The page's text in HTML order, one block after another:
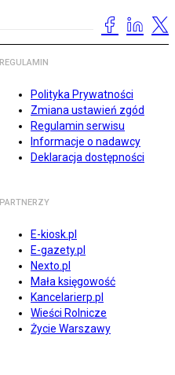
REGULAMIN
Polityka Prywatności
Zmiana ustawień zgód
Regulamin serwisu
Informacje o nadawcy
Deklaracja dostępności
PARTNERZY
E-kiosk.pl
E-gazety.pl
Nexto.pl
Mała księgowość
Kancelarierp.pl
Wieści Rolnicze
Życie Warszawy